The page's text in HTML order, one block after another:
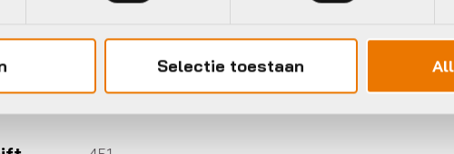
Selectie toestaan